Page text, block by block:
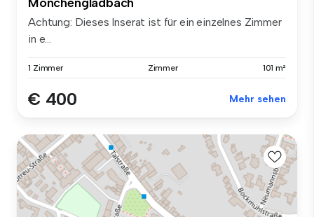
Achtung: Dieses Inserat ist für ein einzelnes Zimmer
in e...
1 Zimmer Zimmer 101 m²
€ 400 Mehr sehen